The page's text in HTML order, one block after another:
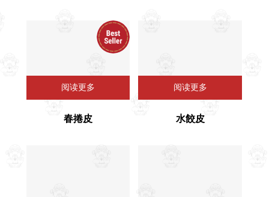
阅读更多
春捲皮
阅读更多
水餃皮